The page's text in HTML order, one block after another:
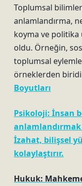
Toplumsal
anlamlandırma,
koyma ve politika
oldu. Örneğin,
toplumsal
örneklerden
Boyutları
Psikoloji: İnsan
İzahat, bilişsel
kolaylaştırır.
Hukuk: